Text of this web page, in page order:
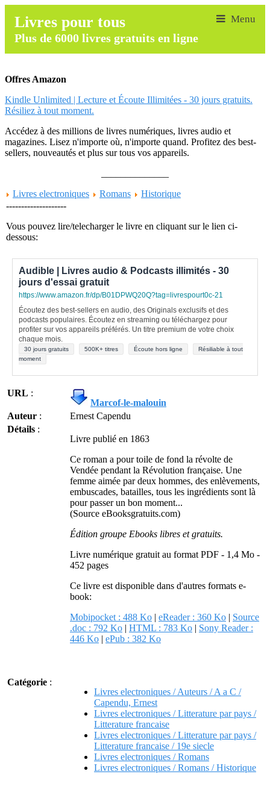
Livres pour tous
Plus de 6000 livres gratuits en ligne
Offres Amazon
Kindle Unlimited | Lecture et Écoute Illimitées - 30 jours gratuits.
Résiliez à tout moment.
Accédez à des millions de livres numériques, livres audio et
magazines. Lisez n'importe où, n'importe quand. Profitez des best-
sellers, nouveautés et plus sur tous vos appareils.
Livres electroniques
Romans
Historique
--------------------
Vous pouvez lire/telecharger le livre en cliquant sur le lien ci-
dessous:
Audible | Livres audio & Podcasts illimités - 30
jours d'essai gratuit
https://www.amazon.fr/dp/B01DPWQ20Q?tag=livrespourt0c-21
Écoutez des best-sellers en audio, des Originals exclusifs et des
podcasts populaires. Écoutez en streaming ou téléchargez pour
profiter sur vos appareils préférés. Un titre premium de votre choix
chaque mois.
30 jours gratuits 500K+ titres Écoute hors ligne
Résiliable à tout
moment
URL :
Marcof-le-malouin
Auteur :
Ernest Capendu
Détails :
Livre publié en 1863
Ce roman a pour toile de fond la révolte de
Vendée pendant la Révolution française. Une
femme aimée par deux hommes, des enlèvements,
embuscades, batailles, tous les ingrédients sont là
pour passer un bon moment...
(Source eBooksgratuits.com)
Édition groupe Ebooks libres et gratuits.
Livre numérique gratuit au format PDF - 1,4 Mo -
452 pages
Ce livre est disponible dans d'autres formats e-
book:
Mobipocket : 488 Ko | eReader : 360 Ko | Source
.doc : 792 Ko | HTML : 783 Ko | Sony Reader :
446 Ko | ePub : 382 Ko
Catégorie :
Livres electroniques / Auteurs / A a C /
Capendu, Ernest
Livres electroniques / Litterature par pays /
Litterature francaise
Livres electroniques / Litterature par pays /
Litterature francaise / 19e siecle
Livres electroniques / Romans
Livres electroniques / Romans / Historique